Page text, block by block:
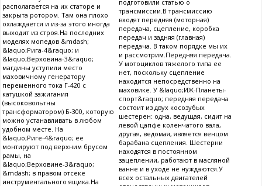
располагается на их статоре и
закрыта ротором. Там она плохо
охлаждается и из-за этого иногда
выходит из строя.На последних
моделях мопедов &mdash;
&laquo;Рига-4&raquo; и
&laquo;Верховина-3&raquo;
магдины уступили место
маховичному генератору
переменного тока Г-420 с
катушкой зажигания
(высоковольтны
трансформатором) Б-300, которую
можно устанавливать в любом
удобном месте. На
&laquo;Риге-4&raquo; ее
монтируют под верхним брусом
рамы, на
&laquo;Верховине-3&raquo;
&mdash; в правом отсеке
инструментального ящика.На
подготовили статью о
трансмиссии.В трансмиссию
входят передняя (моторная)
передача, сцепление, коробка
передач и задняя (главная)
передача. В таком порядке мы их
и рассмотрим.Передняя передача.
У мотоциклов тяжелого типа ее
нет, поскольку сцепление
находится непосредственно на
маховике. У &laquo;ИЖ-Планеты-
спорт&raquo; передняя передача
состоит из двух косозубых
шестерен: одна, ведущая, сидит на
левой цапфе коленчатого вала,
другая, ведомая, является венцом
барабана сцепления. Шестерни
находятся в постоянном
зацеплении, работают в масляной
ванне и в уходе не нуждаются.У
всех остальных двигателей